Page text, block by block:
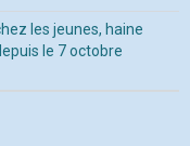
les jeunes, haine
le 7 octobre